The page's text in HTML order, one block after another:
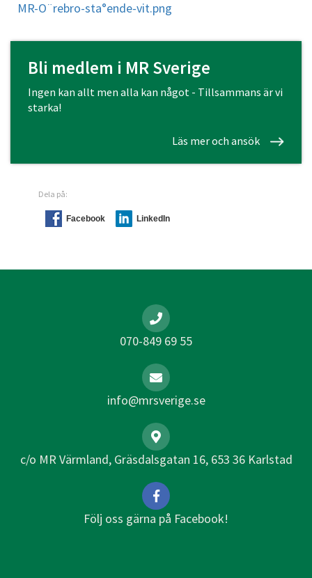
MR-O¨rebro-sta°ende-vit.png
Bli medlem i MR Sverige
Ingen kan allt men alla kan något - Tillsammans är vi
starka!
Läs mer och ansök
Dela på:
Facebook LinkedIn
070-849 69 55
info@mrsverige.se
c/o MR Värmland, Gräsdalsgatan 16, 653 36 Karlstad
Följ oss gärna på Facebook!